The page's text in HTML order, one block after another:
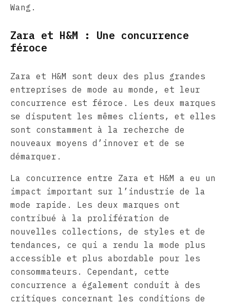
Wang.
Zara et H&M : Une concurrence
féroce
Zara et H&M sont deux des plus grandes
entreprises de mode au monde, et leur
concurrence est féroce. Les deux marques
se disputent les mêmes clients, et elles
sont constamment à la recherche de
nouveaux moyens d’innover et de se
démarquer.
La concurrence entre Zara et H&M a eu un
impact important sur l’industrie de la
mode rapide. Les deux marques ont
contribué à la prolifération de
nouvelles collections, de styles et de
tendances, ce qui a rendu la mode plus
accessible et plus abordable pour les
consommateurs. Cependant, cette
concurrence a également conduit à des
critiques concernant les conditions de